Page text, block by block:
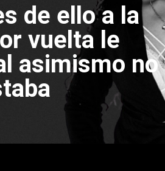
de ello a la
vuelta le
asimismo no